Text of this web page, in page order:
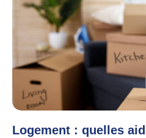
Logement : quelles